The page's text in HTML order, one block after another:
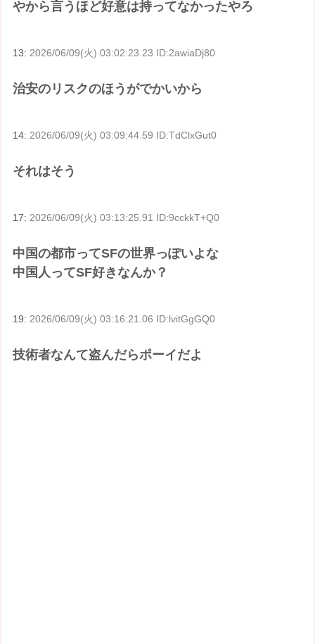
やから言うほど好意は持ってなかったやろ
13: 2026/06/09(火) 03:02:23.23 ID:2awiaDj80
治安のリスクのほうがでかいから
14: 2026/06/09(火) 03:09:44.59 ID:TdClxGut0
それはそう
17: 2026/06/09(火) 03:13:25.91 ID:9cckkT+Q0
中国の都市ってSFの世界っぽいよな
中国人ってSF好きなんか？
19: 2026/06/09(火) 03:16:21.06 ID:lvitGgGQ0
技術者なんて盗んだらポーイだよ